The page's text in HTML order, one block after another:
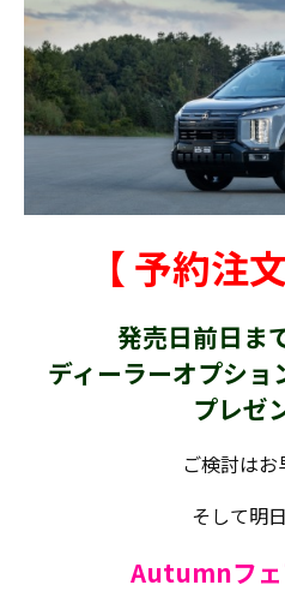
【 予約注
発売日前日ま
ディーラーオプショ
プレゼ
ご検討はお
そして明
Autumnフ